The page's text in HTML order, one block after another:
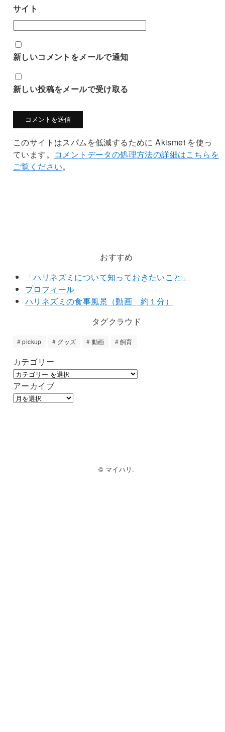
サイト
新しいコメントをメールで通知
新しい投稿をメールで受け取る
このサイトはスパムを低減するために Akismet を使っ
ています。 コメントデータの処理方法の詳細はこちらを
ご覧ください。
おすすめ
「ハリネズミについて知っておきたいこと」
プロフィール
ハリネズミの食事風景（動画 約１分）
タグクラウド
pickup グッズ 動画 飼育
カテゴリー
アーカイブ
© マイハリ.